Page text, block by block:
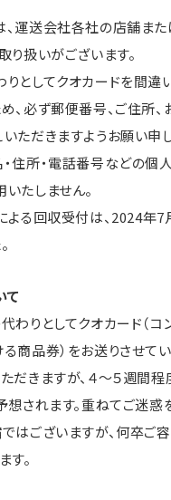
運送会社各社の店舗また
り扱いがございます。
としてクオカードを間違
、必ず郵便番号、ご住所、
ただきますようお願い申
住所・電話番号などの個
たしません。
る回収受付は、2024年7
て
わりとしてクオカード（コ
商品券）をお送りさせて
だきますが、４～５週間
想されます。重ねてご迷惑
はございますが、何卒ご
す。